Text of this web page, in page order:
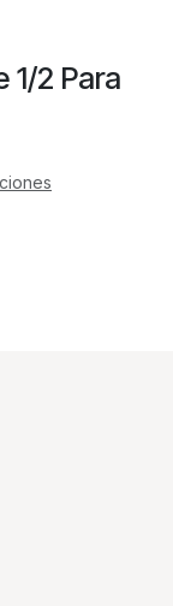
1/2 Para